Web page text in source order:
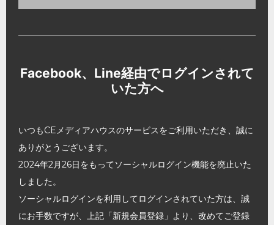
Facebook、Line経由でログインされて
いた方へ
いつもCEメディアハウスのサービスをご利用いただき、誠に
ありがとうございます。
2024年2月26日をもってソーシャルログイン機能を廃止いた
しました。
ソーシャルログインを利用してログインされていた方は、誠
にお手数ですが、上記「新規会員登録」より、改めてご登録